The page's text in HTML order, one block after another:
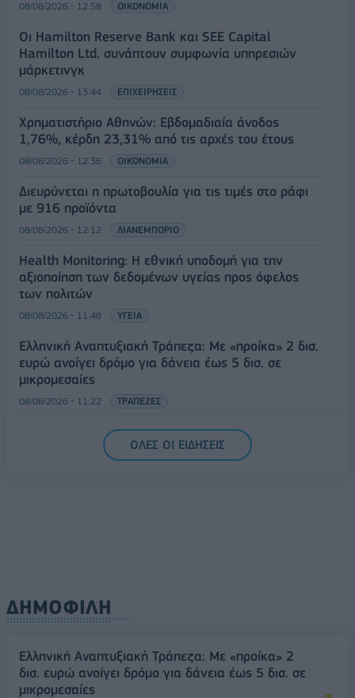
08/08/2026 - 12:58 ΟΙΚΟΝΟΜΙΑ
Οι Hamilton Reserve Bank και SEE Capital
Hamilton Ltd. συνάπτουν συμφωνία υπηρεσιών
μάρκετινγκ
08/08/2026 - 13:44 ΕΠΙΧΕΙΡΗΣΕΙΣ
Χρηματιστήριο Αθηνών: Εβδομαδιαία άνοδος
1,76%, κέρδη 23,31% από τις αρχές του έτους
08/08/2026 - 12:36 ΟΙΚΟΝΟΜΙΑ
Διευρύνεται η πρωτοβουλία για τις τιμές στο ράφι
με 916 προϊόντα
08/08/2026 - 12:12 ΛΙΑΝΕΜΠΟΡΙΟ
Health Monitoring: Η εθνική υποδομή για την
αξιοποίηση των δεδομένων υγείας προς όφελος
των πολιτών
08/08/2026 - 11:48 ΥΓΕΙΑ
Ελληνική Αναπτυξιακή Τράπεζα: Με «προίκα» 2 δισ.
ευρώ ανοίγει δρόμο για δάνεια έως 5 δισ. σε
μικρομεσαίες
08/08/2026 - 11:22 ΤΡΑΠΕΖΕΣ
5G παντού, 6G στον ορίζοντα: Πού βρίσκεται η
Ελλάδα στη μεγάλη τεχνολογική μετάβαση
ΟΛΕΣ ΟΙ ΕΙΔΗΣΕΙΣ
ΔΗΜΟΦΙΛΗ
Ελληνική Αναπτυξιακή Τράπεζα: Με «προίκα» 2
δισ. ευρώ ανοίγει δρόμο για δάνεια έως 5 δισ. σε
μικρομεσαίες